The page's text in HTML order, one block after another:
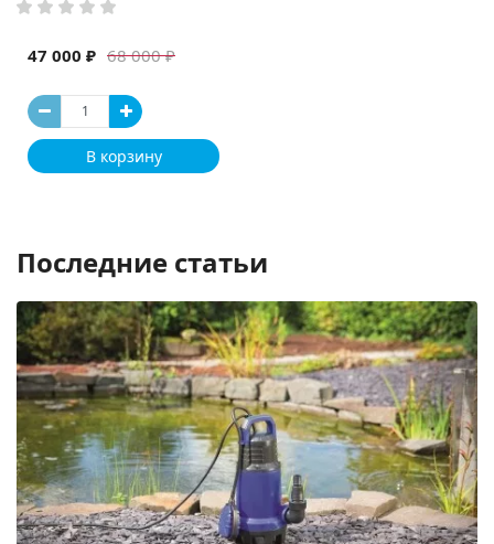
68 000 ₽
47 000 ₽
В корзину
Последние статьи